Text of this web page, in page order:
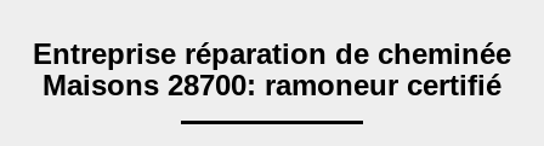
Entreprise réparation de cheminée
Maisons 28700: ramoneur certifié